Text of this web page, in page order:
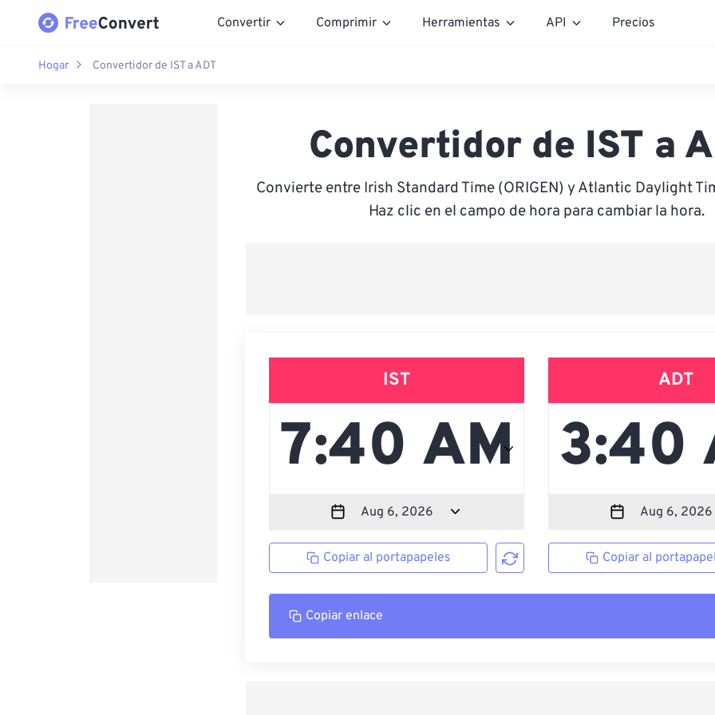
Convertir Comprimir Herramientas API Precios
Hogar Convertidor de IST a ADT
Convertidor de IST a
Convierte entre Irish Standard Time (ORIGEN) y Atlantic Daylight
Haz clic en el campo de hora para cambiar la hora.
IST
Copiar al portapapeles
ADT
Copiar al
Copiar enlace